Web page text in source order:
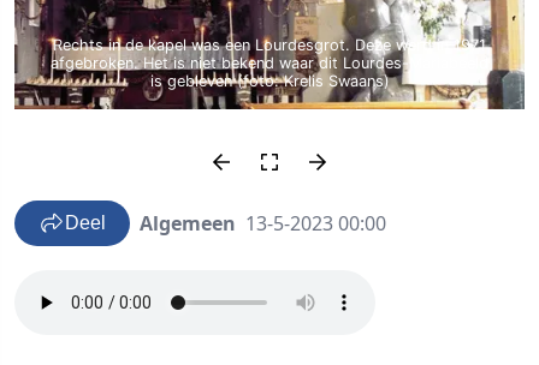
Rechts in de kapel was een Lourdesgrot. Deze werd in 1971
afgebroken. Het is niet bekend waar dit Lourdes-Mariabeeld
is gebleven (foto: Krelis Swaans)
Deel Algemeen 13-5-2023 00:00